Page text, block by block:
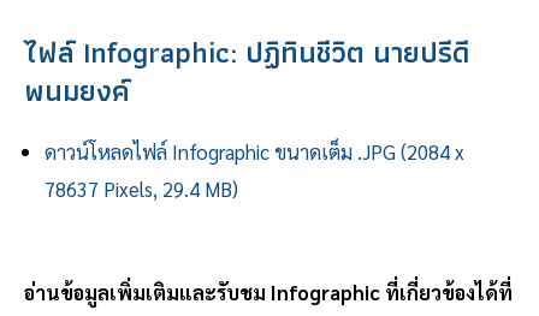
ไฟล์ Infographic: ปฏิทินชีวิต นายปรีดี
พนมยงค์
ดาวน์โหลดไฟล์ Infographic ขนาดเต็ม .JPG (2084 x
78637 Pixels, 29.4 MB)
อ่านข้อมูลเพิ่มเติมและรับชม Infographic ที่เกี่ยวข้องได้ที่